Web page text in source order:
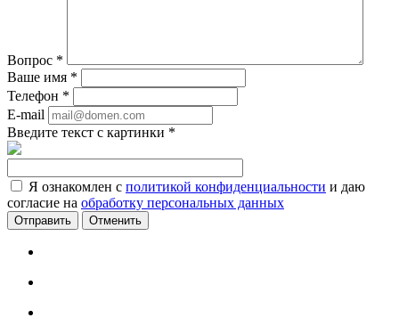
Вопрос *
Ваше имя *
Телефон *
E-mail
Введите текст с картинки *
Я ознакомлен с политикой конфиденциальности и даю
согласие на обработку персональных данных
Отменить